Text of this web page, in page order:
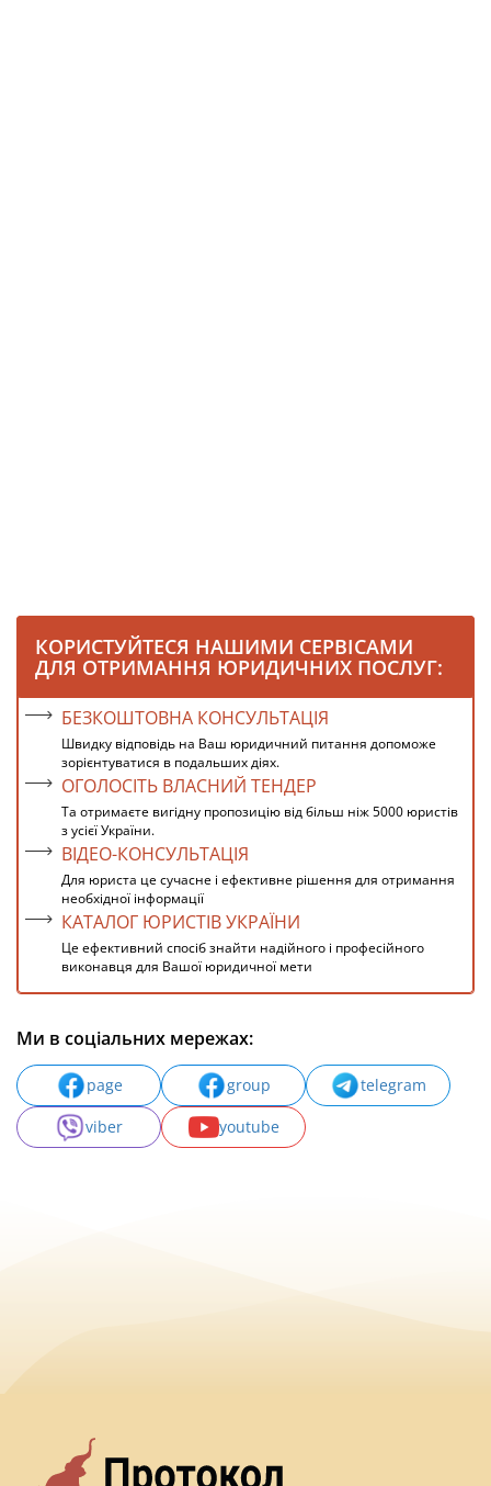
КОРИСТУЙТЕСЯ НАШИМИ СЕРВІСАМИ
ДЛЯ ОТРИМАННЯ ЮРИДИЧНИХ ПОСЛУГ:
БЕЗКОШТОВНА КОНСУЛЬТАЦІЯ
Швидку відповідь на Ваш юридичний питання допоможе
зорієнтуватися в подальших діях.
ОГОЛОСІТЬ ВЛАСНИЙ ТЕНДЕР
Та отримаєте вигідну пропозицію від більш ніж 5000 юристів
з усієї України.
ВІДЕО-КОНСУЛЬТАЦІЯ
Для юриста це сучасне і ефективне рішення для отримання
необхідної інформації
КАТАЛОГ ЮРИСТІВ УКРАЇНИ
Це ефективний спосіб знайти надійного і професійного
виконавця для Вашої юридичної мети
Ми в соціальних мережах:
page group
telegram
viber
youtube